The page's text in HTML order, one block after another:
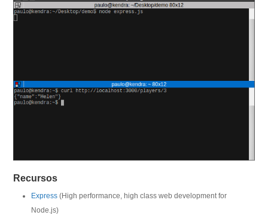
Recursos
Express (High performance, high class web development for
Node.js)